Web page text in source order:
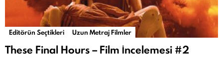
Editörün Seçtikleri Uzun Metraj Filmler
These Final Hours – Film İncelemesi #2